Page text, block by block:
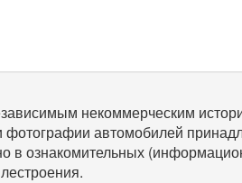
некоммерческим
фотографии автомобилей
в ознакомительных